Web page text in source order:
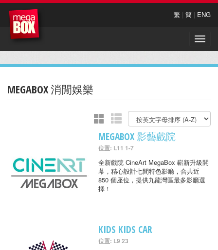
繁 | 簡 | ENG
Toggle
MEGABOX 消閒娛樂
MEGABOX 影藝戲院
位置: L11 1-7
全新戲院 CineArt MegaBox 嶄新升級開
幕，精心設計七間特色影廳，合共近
850 個座位，提供九龍灣區最多影廳選
擇！
KIDS KIDS CAR
位置: L9 23